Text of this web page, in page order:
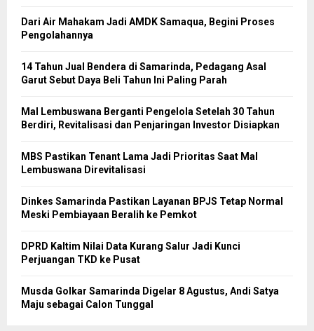
Dari Air Mahakam Jadi AMDK Samaqua, Begini Proses
Pengolahannya
14 Tahun Jual Bendera di Samarinda, Pedagang Asal
Garut Sebut Daya Beli Tahun Ini Paling Parah
Mal Lembuswana Berganti Pengelola Setelah 30 Tahun
Berdiri, Revitalisasi dan Penjaringan Investor Disiapkan
MBS Pastikan Tenant Lama Jadi Prioritas Saat Mal
Lembuswana Direvitalisasi
Dinkes Samarinda Pastikan Layanan BPJS Tetap Normal
Meski Pembiayaan Beralih ke Pemkot
DPRD Kaltim Nilai Data Kurang Salur Jadi Kunci
Perjuangan TKD ke Pusat
Musda Golkar Samarinda Digelar 8 Agustus, Andi Satya
Maju sebagai Calon Tunggal